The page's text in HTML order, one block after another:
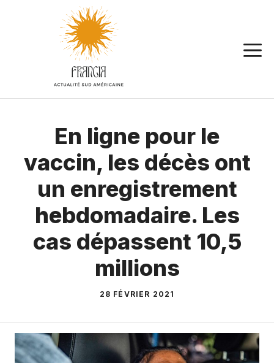
En ligne pour le
vaccin, les décès ont
un enregistrement
hebdomadaire. Les
cas dépassent 10,5
millions
28 FÉVRIER 2021